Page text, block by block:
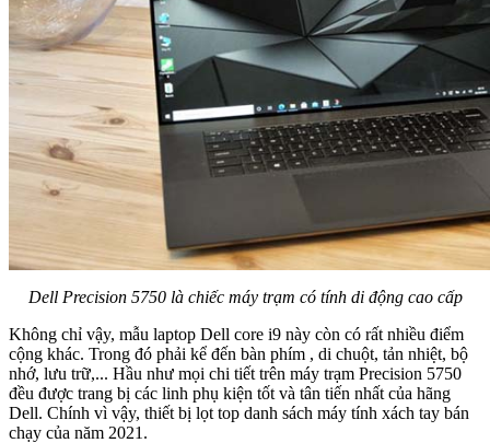
Dell Precision 5750 là chiếc máy trạm có tính di động cao cấp
Không chỉ vậy, mẫu laptop Dell core i9 này còn có rất nhiều điểm
cộng khác. Trong đó phải kể đến bàn phím , di chuột, tản nhiệt, bộ
nhớ, lưu trữ,... Hầu như mọi chi tiết trên máy trạm Precision 5750
đều được trang bị các linh phụ kiện tốt và tân tiến nhất của hãng
Dell. Chính vì vậy, thiết bị lọt top danh sách máy tính xách tay bán
chạy của năm 2021.